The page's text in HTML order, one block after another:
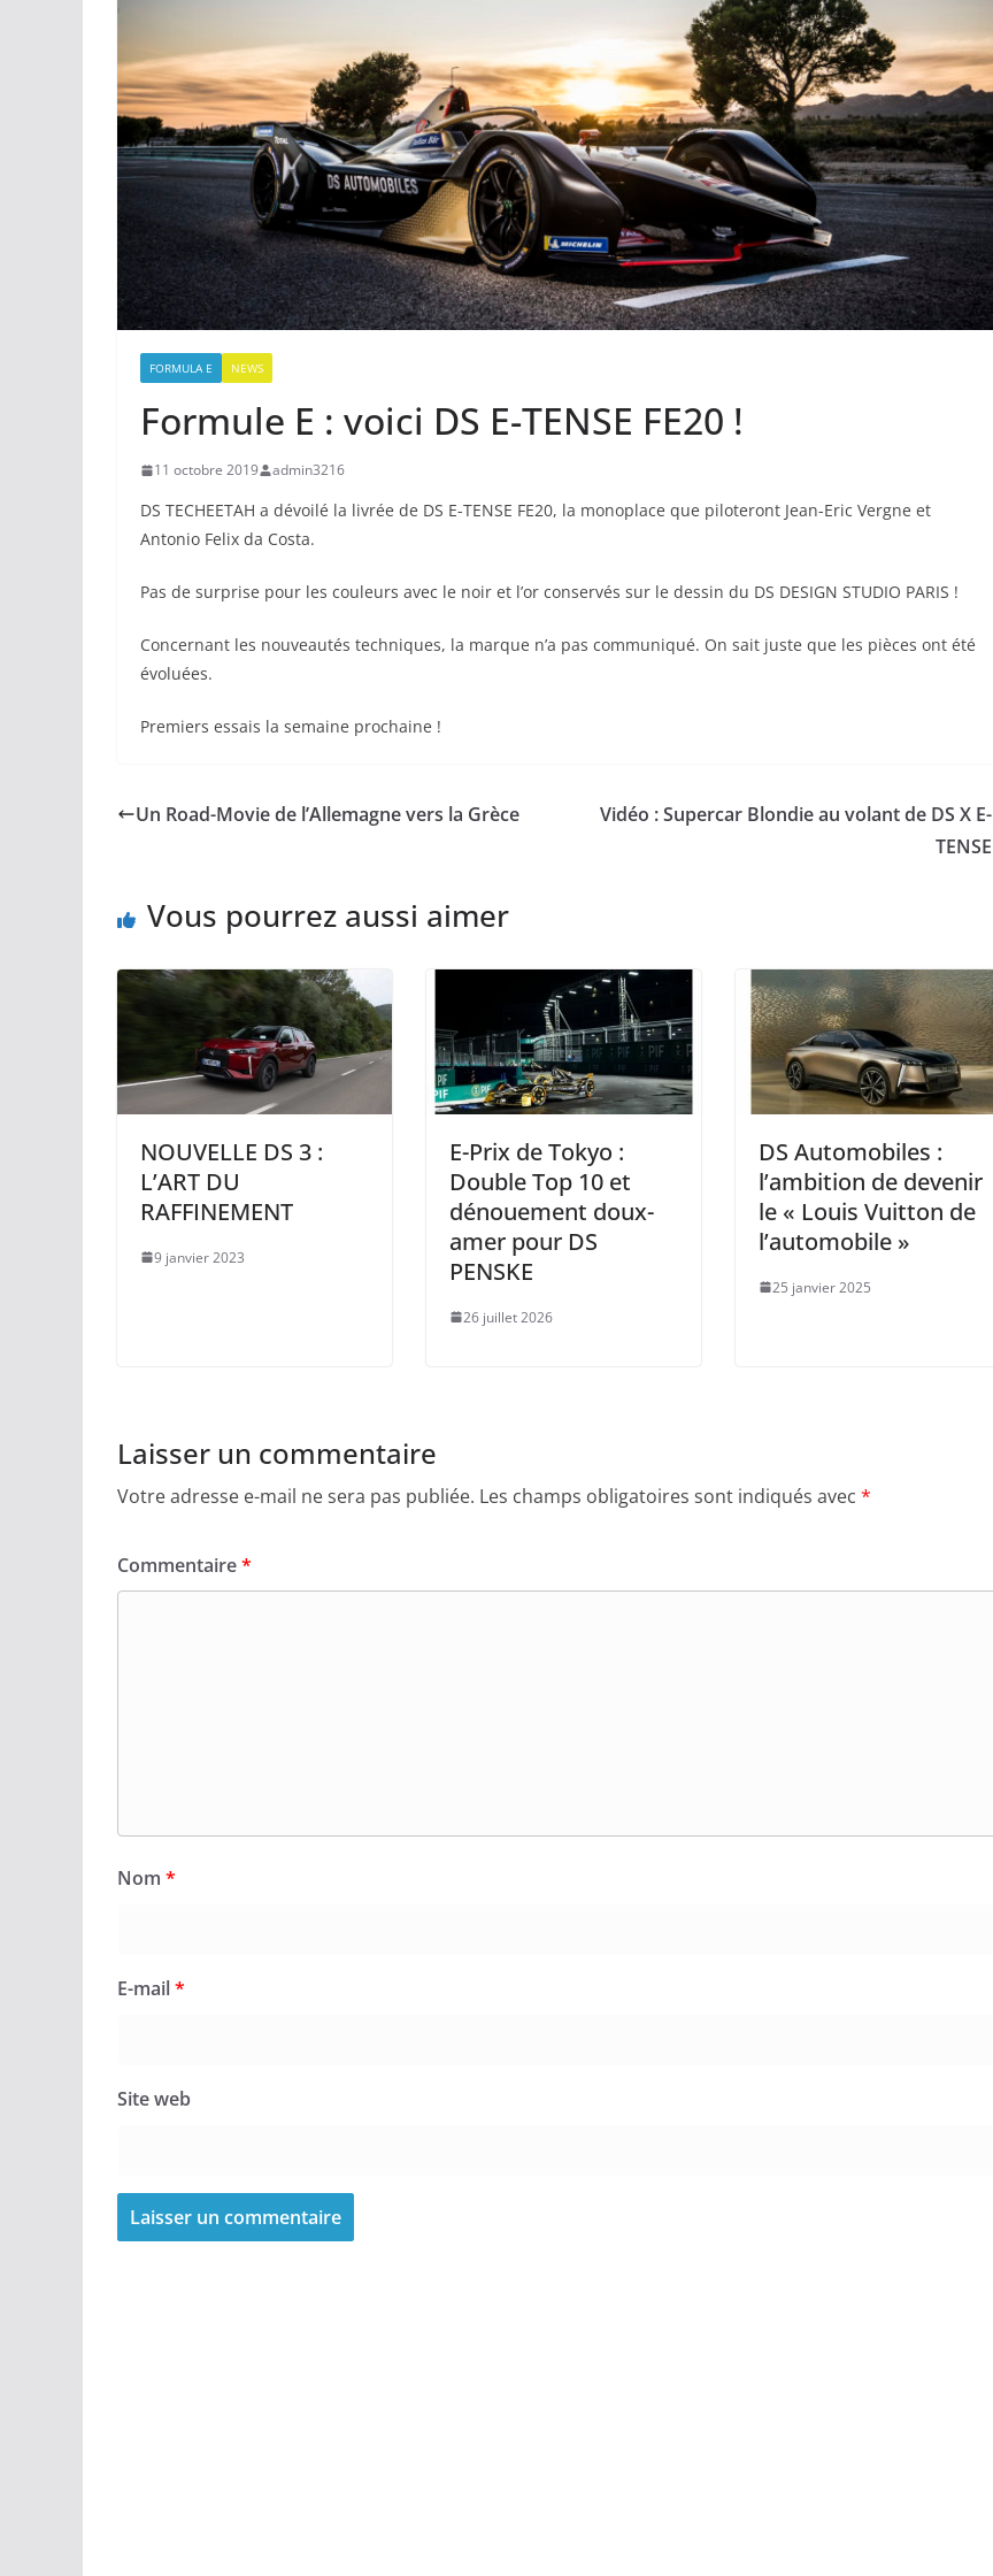
FORMULA E NEWS
Formule E : voici DS E-TENSE FE20 !
11 octobre 2019 admin3216
DS TECHEETAH a dévoilé la livrée de DS E-TENSE FE20, la monoplace que piloteront Jean-Eric Vergne et
Antonio Felix da Costa.
Pas de surprise pour les couleurs avec le noir et l’or conservés sur le dessin du DS DESIGN STUDIO PARIS !
Concernant les nouveautés techniques, la marque n’a pas communiqué. On sait juste que les pièces ont été
évoluées.
Premiers essais la semaine prochaine !
Un Road-Movie de l’Allemagne vers la Grèce
Vidéo : Supercar Blondie au volant de DS X E-
TENSE
Vous pourrez aussi aimer
NOUVELLE DS 3 :
L’ART DU
RAFFINEMENT
9 janvier 2023
E-Prix de Tokyo :
Double Top 10 et
dénouement doux-
amer pour DS
PENSKE
26 juillet 2026
DS Automobiles :
l’ambition de devenir
le « Louis Vuitton de
l’automobile »
25 janvier 2025
Laisser un commentaire
Votre adresse e-mail ne sera pas publiée. Les champs obligatoires sont indiqués avec *
Commentaire*
Nom *
E-mail*
Site web